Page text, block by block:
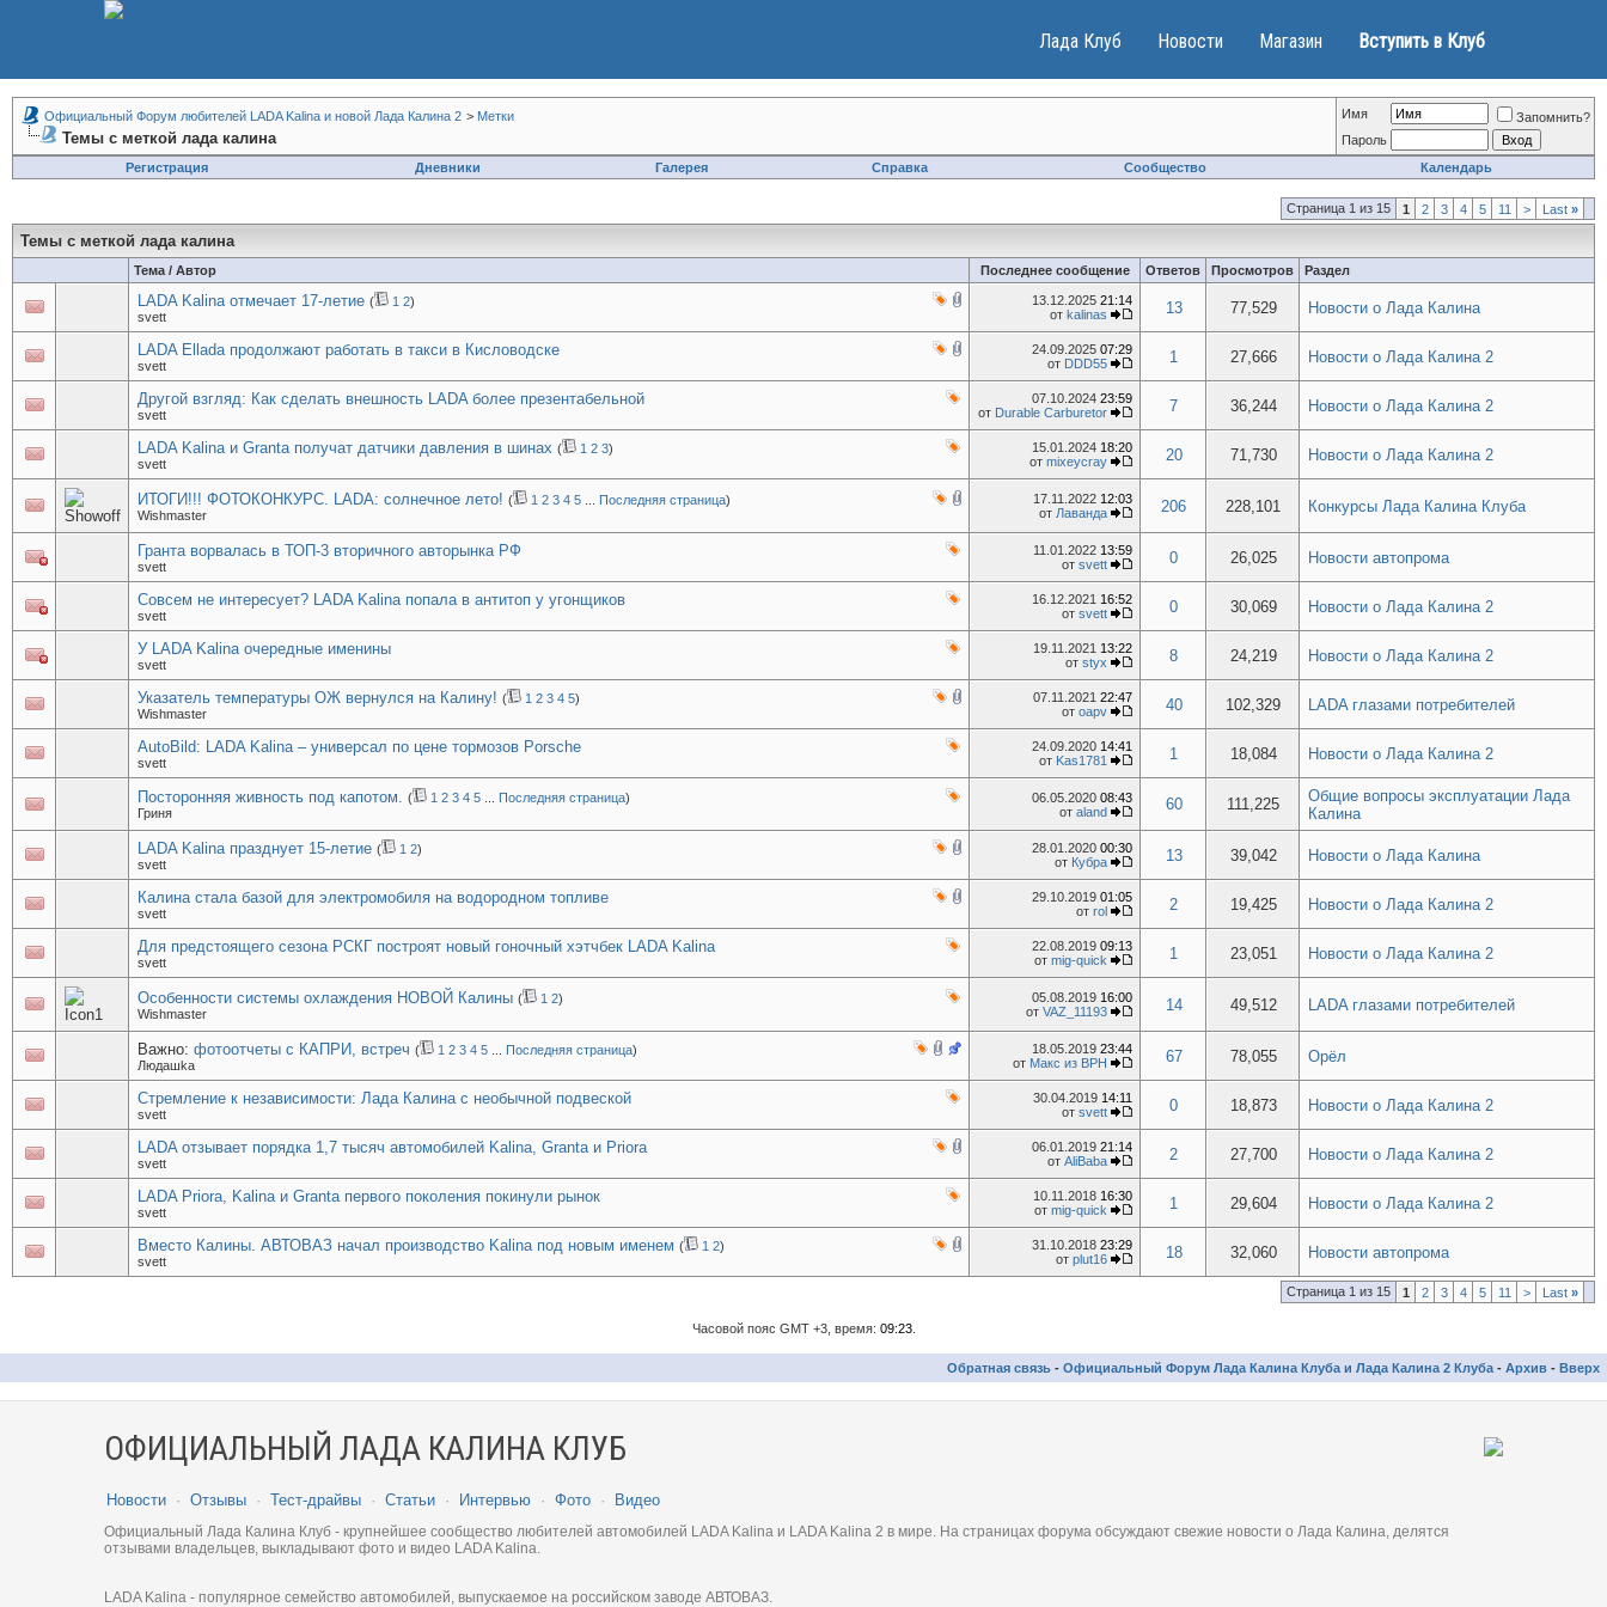
Лада Клуб Новости Магазин Вступить в Клуб
Официальный Форум любителей LADA Kalina и новой Лада Калина 2 > Метки
Темы с меткой лада калина
Имя
Запомнить?
Пароль
Регистрация
Дневники Галерея Справка Сообщество Календарь
Страница 1 из 15 1 2 3 4 5 11 > Last »
Темы с меткой лада калина
Тема / Автор Последнее сообщение Ответов Просмотров Раздел
LADA Kalina отмечает 17-летие ( 1 2)
svett
13.12.2025 21:14
от kalinas 13 77,529 Новости о Лада Калина
LADA Ellada продолжают работать в такси в Кисловодске
svett
24.09.2025 07:29
от DDD55 1 27,666 Новости о Лада Калина 2
Другой взгляд: Как сделать внешность LADA более презентабельной
svett
07.10.2024 23:59
от Durable Carburetor 7 36,244 Новости о Лада Калина 2
LADA Kalina и Granta получат датчики давления в шинах ( 1 2 3)
svett
15.01.2024 18:20
от mixeycray 20 71,730 Новости о Лада Калина 2
ИТОГИ!!! ФОТОКОНКУРС. LADA: солнечное лето! ( 1 2 3 4 5 Последняя страница)
Wishmaster
17.11.2022 12:03
от Лаванда 206 228,101 Конкурсы Лада Калина Клуба
Гранта ворвалась в ТОП-3 вторичного авторынка РФ
svett
11.01.2022 13:59
от svett 0 26,025 Новости автопрома
Совсем не интересует? LADA Kalina попала в антитоп у угонщиков
svett
16.12.2021 16:52
от svett 0 30,069 Новости о Лада Калина 2
У LADA Kalina очередные именины
svett
19.11.2021 13:22
от styx 8 24,219 Новости о Лада Калина 2
Указатель температуры ОЖ вернулся на Калину! ( 1 2 3 4 5)
Wishmaster
07.11.2021 22:47
от oapv 40 102,329 LADA глазами потребителей
AutoBild: LADA Kalina – универсал по цене тормозов Porsche
svett
24.09.2020 14:41
от Kas1781 1 18,084 Новости о Лада Калина 2
Посторонняя живность под капотом. ( 1 2 3 4 5 Последняя страница)
Гриня
06.05.2020 08:43
от aland 60 111,225
Общие вопросы эксплуатации Лада
Калина
LADA Kalina празднует 15-летие ( 1 2)
svett
28.01.2020 00:30
от Кубра 13 39,042 Новости о Лада Калина
Калина стала базой для электромобиля на водородном топливе
svett
29.10.2019 01:05
от rol 2 19,425 Новости о Лада Калина 2
Для предстоящего сезона РСКГ построят новый гоночный хэтчбек LADA Kalina
svett
22.08.2019 09:13
от mig-quick 1 23,051 Новости о Лада Калина 2
Особенности системы охлаждения НОВОЙ Калины ( 1 2)
Wishmaster
05.08.2019 16:00
от VAZ_11193 14 49,512 LADA глазами потребителей
Важно: фотоотчеты с КАПРИ, встреч ( 1 2 3 4 5 Последняя страница)
Людашka
18.05.2019 23:44
от Макс из ВРН 67 78,055 Орёл
Стремление к независимости: Лада Калина с необычной подвеской
svett
30.04.2019 14:11
от svett 0 18,873 Новости о Лада Калина 2
LADA отзывает порядка 1,7 тысяч автомобилей Kalina, Granta и Priora
svett
06.01.2019 21:14
от AliBaba 2 27,700 Новости о Лада Калина 2
LADA Priora, Kalina и Granta первого поколения покинули рынок
svett
10.11.2018 16:30
от mig-quick 1 29,604 Новости о Лада Калина 2
Вместо Калины. АВТОВАЗ начал производство Kalina под новым именем ( 1 2)
svett
31.10.2018 23:29
от plut16 18 32,060 Новости автопрома
Страница 1 из 15 1 2 3 4 5 11 > Last »
Часовой пояс GMT +3, время: 09:23.
Обратная связь - Официальный Форум Лада Калина Клуба и Лада Калина 2 Клуба - Архив - Вверх
ОФИЦИАЛЬНЫЙ ЛАДА КАЛИНА КЛУБ
Новости · Отзывы · Тест-драйвы · Статьи · Интервью · Фото · Видео
Официальный Лада Калина Клуб - крупнейшее сообщество любителей автомобилей LADA Kalina и LADA Kalina 2 в мире. На страницах форума обсуждают свежие новости о Лада Калина, делятся
отзывами владельцев, выкладывают фото и видео LADA Kalina.
LADA Kalina - популярное семейство автомобилей, выпускаемое на российском заводе АВТОВАЗ.